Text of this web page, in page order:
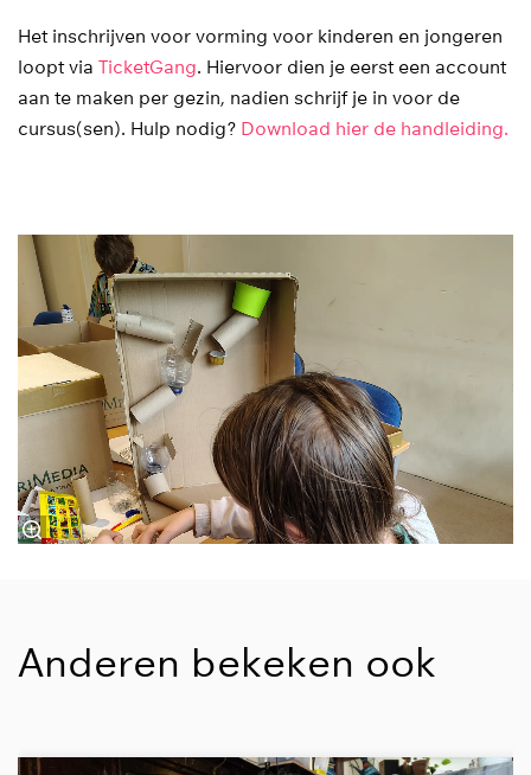
Het inschrijven voor vorming voor kinderen en jongeren
loopt via TicketGang. Hiervoor dien je eerst een account
aan te maken per gezin, nadien schrijf je in voor de
cursus(sen). Hulp nodig? Download hier de handleiding.
Anderen bekeken ook